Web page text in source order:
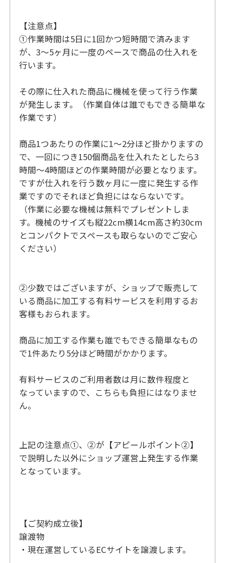
【注意点】
①作業時間は5日に1回かつ短時間で済みます
が、3〜5ヶ月に一度のペースで商品の仕入れを
行います。
その際に仕入れた商品に機械を使って行う作業
が発生します。（作業自体は誰でもできる簡単な
作業です）
商品1つあたりの作業に1〜2分ほど掛かりますの
で、一回につき150個商品を仕入れたとしたら3
時間〜4時間ほどの作業時間が必要となります。
ですが仕入れを行う数ヶ月に一度に発生する作
業ですのでそれほど負担にはならないです。
（作業に必要な機械は無料でプレゼントしま
す。機械のサイズも縦22cm横14cm高さ約30cm
とコンパクトでスペースも取らないのでご安心
ください）
➁少数ではございますが、ショップで販売して
いる商品に加工する有料サービスを利用するお
客様もおられます。
商品に加工する作業も誰でもできる簡単なもの
で1件あたり5分ほど時間がかかります。
有料サービスのご利用者数は月に数件程度と
なっていますので、こちらも負担にはなりませ
ん。
上記の注意点①、➁が【アピールポイント➁】
で説明した以外にショップ運営上発生する作業
となっています。
【ご契約成立後】
譲渡物
・現在運営しているECサイトを譲渡します。